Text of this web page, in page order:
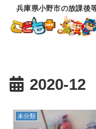
兵庫県小野市の放課後
2020-12
未分類